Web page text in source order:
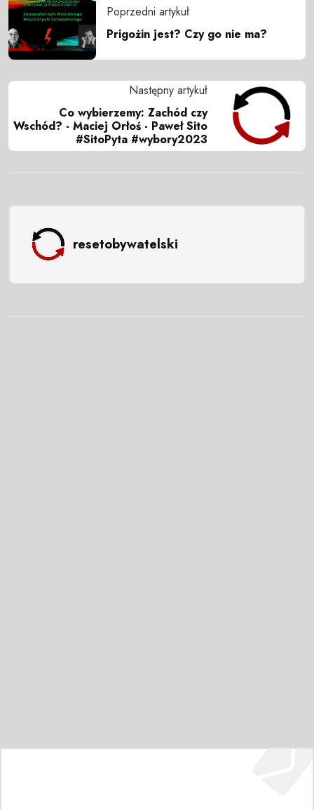
Poprzedni artykuł
Prigożin jest? Czy go nie ma?
Następny artykuł
Co wybierzemy: Zachód czy
Wschód? - Maciej Orłoś - Paweł Sito
#SitoPyta #wybory2023
resetobywatelski